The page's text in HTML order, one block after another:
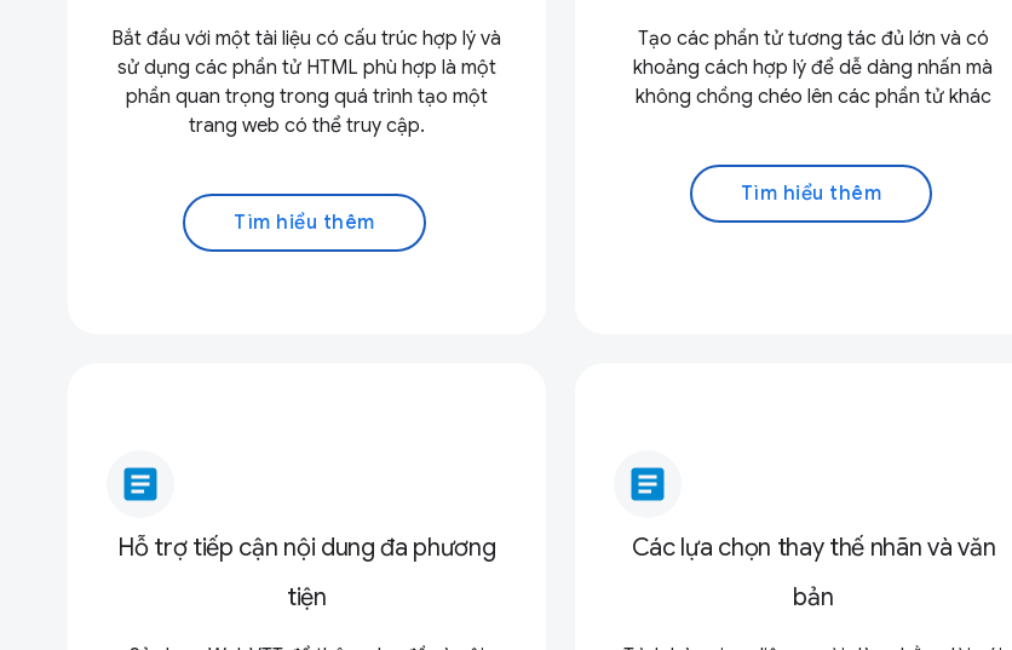
Bắt đầu với một tài liệu có cấu trúc hợp lý và
sử dụng các phần tử HTML phù hợp là một
phần quan trọng trong quá trình tạo một
trang web có thể truy cập.
Tìm hiểu thêm
Tạo các phần tử tương tác đủ lớn và có
khoảng cách hợp lý để dễ dàng nhấn mà
không chồng chéo lên các phần tử khác
Tìm hiểu thêm
article
Hỗ trợ tiếp cận nội dung đa phương
tiện
article
Các lựa chọn thay thế nhãn và văn
bản